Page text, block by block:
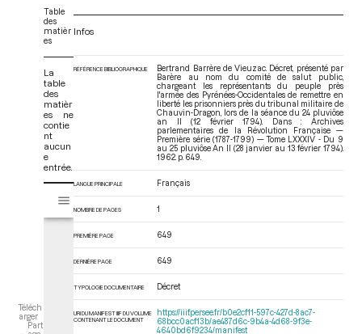
Téléch
arger
Part
Table
des
matièr
es
La
table
des
matièr
es ne
contie
nt
aucun
e
entrée.
s
Tome LXXXIV - Du 9 au 25 pluviôse An II (28 janvier au 13 février 1794)
Infos
RÉFÉRENCE BIBLIOGRAPHIQUE
Bertrand Barrère de Vieuzac. Décret, présenté par
Barère au nom du comité de salut public,
chargeant les représentants du peuple près
l'armée des Pyrénées-Occidentales de remettre en
liberté les prisonniers près du tribunal militaire de
Chauvin-Dragon, lors de la séance du 24 pluviôse
an II (12 février 1794). Dans : Archives
parlementaires de la Révolution Française —
Première série (1787-1799) — Tome LXXXIV - Du 9
au 25 pluviôse An II (28 janvier au 13 février 1794).
1962. p. 649.
LANGUE PRINCIPALE Français
NOMBRE DE PAGES 1
PREMIÈRE PAGE 649
DERNIÈRE PAGE 649
TYPOLOGIE DOCUMENTAIRE Décret
URI DU MANIFEST IIIF DU VOLUME
CONTENANT LE DOCUMENT
https://iiif.persee.fr/b0e2cf11-597c-427d-8ac7-
68bcc0acf13b/ae487d6c-9b4a-4d68-9f3e-
4640bd6f9234/manifest